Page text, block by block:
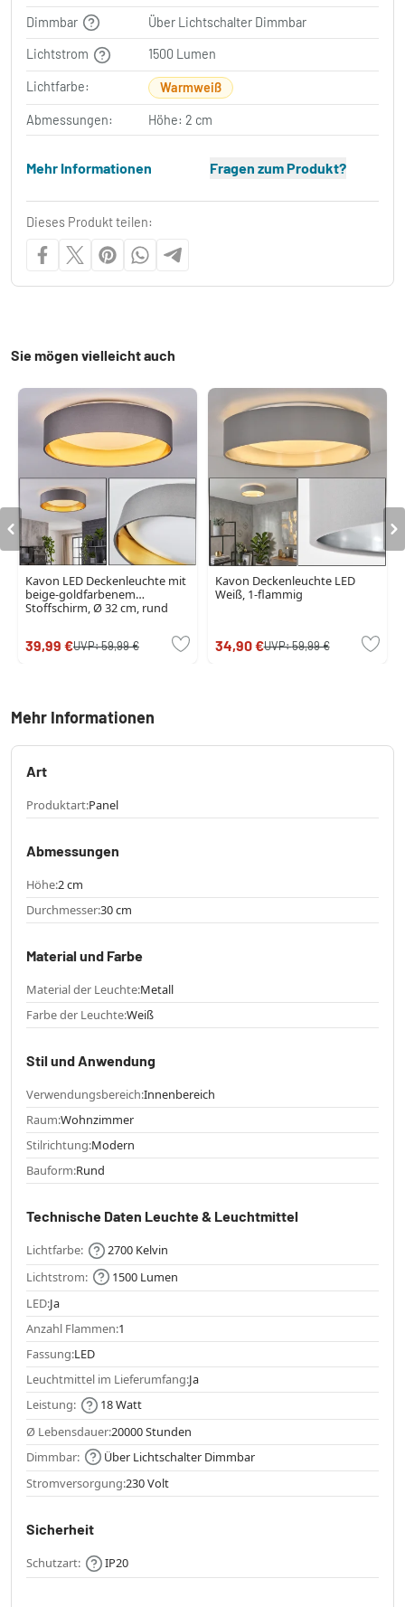
Dimmbar
Über Lichtschalter Dimmbar
Lichtstrom 1500 Lumen
Lichtfarbe: Warmweiß
Abmessungen: Höhe: 2 cm
Mehr Informationen Fragen zum Produkt?
Dieses Produkt teilen:
Sie mögen vielleicht auch
Kavon LED Deckenleuchte mit
beige-goldfarbenem
Stoffschirm, Ø 32 cm, rund
39,99 €UVP:59,99 €
Kavon Deckenleuchte LED
Weiß, 1-flammig
34,90 €UVP:59,99 €
Mehr Informationen
Art
Produktart:Panel
Abmessungen
Höhe:2 cm
Durchmesser:30 cm
Material und Farbe
Material der Leuchte:Metall
Farbe der Leuchte:Weiß
Stil und Anwendung
Verwendungsbereich:Innenbereich
Raum:Wohnzimmer
Stilrichtung:Modern
Bauform:Rund
Technische Daten Leuchte & Leuchtmittel
Lichtfarbe:
2700 Kelvin
Lichtstrom:
1500 Lumen
LED:Ja
Anzahl Flammen:1
Fassung:LED
Leuchtmittel im Lieferumfang:Ja
Leistung:
18 Watt
Ø Lebensdauer:20000 Stunden
Dimmbar:
Über Lichtschalter Dimmbar
Stromversorgung:230 Volt
Sicherheit
Schutzart: IP20